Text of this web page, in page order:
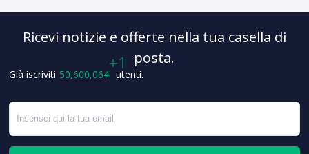
Ricevi notizie e offerte nella tua casella di
posta.
Già iscriviti 50,600,065 utenti.
+3